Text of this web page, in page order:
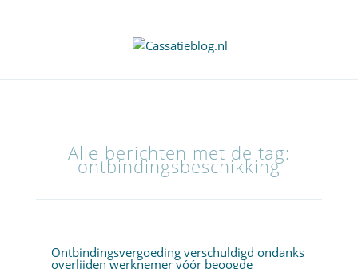
Alle berichten met de tag:
ontbindingsbeschikking
Ontbindingsvergoeding verschuldigd ondanks
overlijden werknemer vóór beoogde